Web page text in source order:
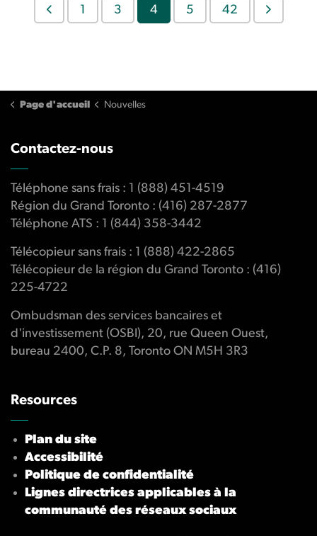
1 3 4 5 42
Page d'accueil Nouvelles
Contactez-nous
Téléphone sans frais : 1 (888) 451-4519
Région du Grand Toronto : (416) 287-2877
Téléphone ATS : 1 (844) 358-3442
Télécopieur sans frais : 1 (888) 422-2865
Télécopieur de la région du Grand Toronto : (416)
225-4722
Ombudsman des services bancaires et
d'investissement (OSBI), 20, rue Queen Ouest,
bureau 2400, C.P. 8, Toronto ON M5H 3R3
Resources
Plan du site
Accessibilité
Politique de confidentialité
Lignes directrices applicables à la
communauté des réseaux sociaux